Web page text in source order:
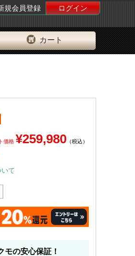
規会員登録
ログイン
カート
価格 ¥259,980 （税込）
て
モの安心保証！